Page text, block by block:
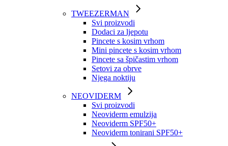
TWEEZERMAN
Svi proizvodi
Dodaci za ljepotu
Pincete s kosim vrhom
Mini pincete s kosim vrhom
Pincete sa špičastim vrhom
Setovi za obrve
Njega noktiju
NEOVIDERM
Svi proizvodi
Neoviderm emulzija
Neoviderm SPF50+
Neoviderm tonirani SPF50+